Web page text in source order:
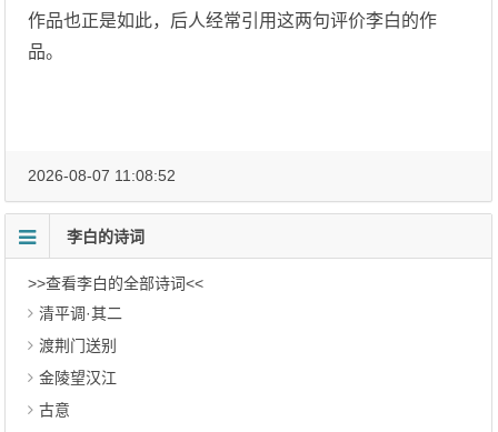
作品也正是如此，后人经常引用这两句评价李白的作
品。
2026-08-07 11:08:52
李白的诗词
>>查看李白的全部诗词<<
清平调·其二
渡荆门送别
金陵望汉江
古意